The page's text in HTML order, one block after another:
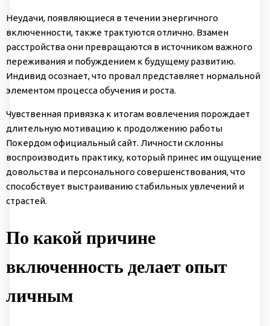
Неудачи, появляющиеся в течении энергичного
включенности, также трактуются отлично. Взамен
расстройства они превращаются в источником важного
переживания и побуждением к будущему развитию.
Индивид осознает, что провал представляет нормальной
элементом процесса обучения и роста.
Чувственная привязка к итогам вовлечения порождает
длительную мотивацию к продолжению работы
Покердом официальный сайт. Личности склонны
воспроизводить практику, который принес им ощущение
довольства и персонального совершенствования, что
способствует выстраиванию стабильных увлечений и
страстей.
По какой причине
включенность делает опыт
личным